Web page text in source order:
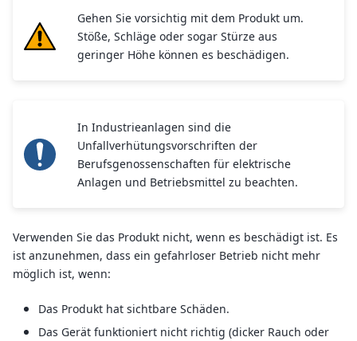
Gehen Sie vorsichtig mit dem Produkt um.
Stöße, Schläge oder sogar Stürze aus
geringer Höhe können es beschädigen.
In Industrieanlagen sind die
Unfallverhütungsvorschriften der
Berufsgenossenschaften für elektrische
Anlagen und Betriebsmittel zu beachten.
Verwenden Sie das Produkt nicht, wenn es beschädigt ist. Es
ist anzunehmen, dass ein gefahrloser Betrieb nicht mehr
möglich ist, wenn:
Das Produkt hat sichtbare Schäden.
Das Gerät funktioniert nicht richtig (dicker Rauch oder